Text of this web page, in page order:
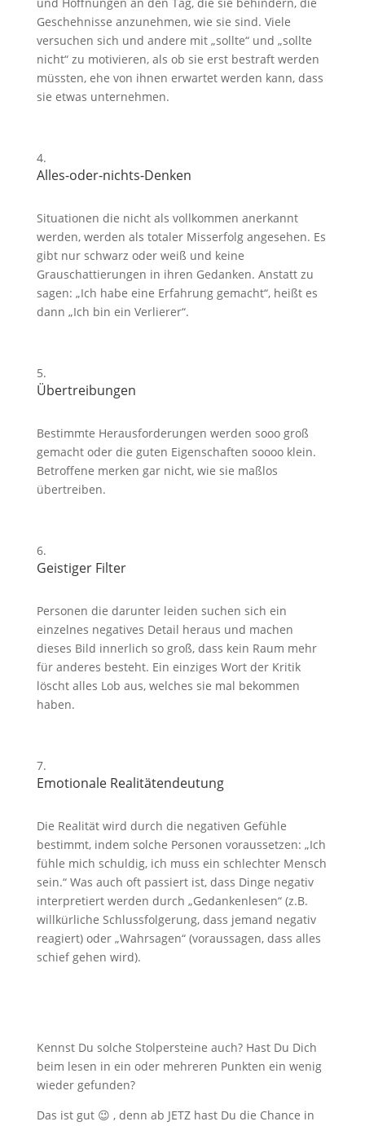
Geschehnisse anzunehmen, wie sie sind. Viele
versuchen sich und andere mit „sollte“ und „sollte
nicht“ zu motivieren, als ob sie erst bestraft werden
müssten, ehe von ihnen erwartet werden kann, dass
sie etwas unternehmen.
Alles-oder-nichts-Denken
Situationen die nicht als vollkommen anerkannt
werden, werden als totaler Misserfolg angesehen. Es
gibt nur schwarz oder weiß und keine
Grauschattierungen in ihren Gedanken. Anstatt zu
sagen: „Ich habe eine Erfahrung gemacht“, heißt es
dann „Ich bin ein Verlierer“.
Übertreibungen
Bestimmte Herausforderungen werden sooo groß
gemacht oder die guten Eigenschaften soooo klein.
Betroffene merken gar nicht, wie sie maßlos
übertreiben.
Geistiger Filter
Personen die darunter leiden suchen sich ein
einzelnes negatives Detail heraus und machen
dieses Bild innerlich so groß, dass kein Raum mehr
für anderes besteht. Ein einziges Wort der Kritik
löscht alles Lob aus, welches sie mal bekommen
haben.
Emotionale Realitätendeutung
Die Realität wird durch die negativen Gefühle
bestimmt, indem solche Personen voraussetzen: „Ich
fühle mich schuldig, ich muss ein schlechter Mensch
sein.“ Was auch oft passiert ist, dass Dinge negativ
interpretiert werden durch „Gedankenlesen“ (z.B.
willkürliche Schlussfolgerung, dass jemand negativ
reagiert) oder „Wahrsagen“ (voraussagen, dass alles
schief gehen wird).
Kennst Du solche Stolpersteine auch? Hast Du Dich
beim lesen in ein oder mehreren Punkten ein wenig
wieder gefunden?
Das ist gut 😉 , denn ab JETZ hast Du die Chance in